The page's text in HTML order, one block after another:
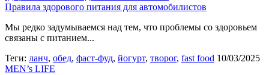
Правила здорового питания для автомобилистов
Мы редко задумываемся над тем, что проблемы со здоровьем
связаны с питанием...
Теги: ланч, обед, фаст-фуд, йогурт, творог, fast food 10/03/2025
MEN’s LIFE